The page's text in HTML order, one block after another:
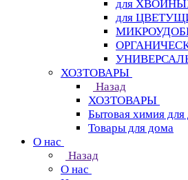
для
для
ХОЗТОВАРЫ
Назад
ХОЗТОВАРЫ
Бытовая химия
Товары для дома
О нас
Назад
О нас